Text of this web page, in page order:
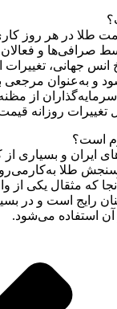
طلا در هر روز
صرافی‌ها و فعالان
انس جهانی،
و به‌عنوان مرجعی
از
تغییرات روزانه
است؟
ایران و بسیاری
طلا
آنجا که مثقال یکی
رایج است و در
استفاده می‌شود.